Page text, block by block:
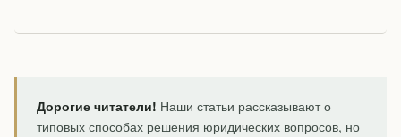
Дорогие читатели! Наши статьи рассказывают о
типовых способах решения юридических вопросов, но